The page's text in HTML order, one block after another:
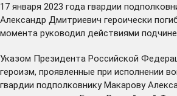
17 января 2023 года гвардии
Александр Дмитриевич героически
момента руководил действиями
Указом Президента Российской
героизм, проявленные при исполнении
гвардии подполковнику Макарову